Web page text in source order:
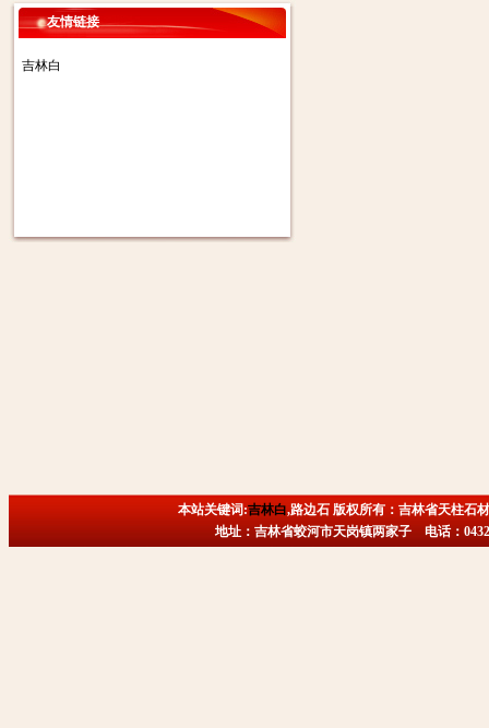
友情链接
吉林白
本站关键词:吉林白,路边石 版权所有：吉林省天柱石
地址：吉林省蛟河市天岗镇两家子 电话：